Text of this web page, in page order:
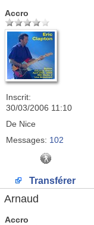
Accro
Inscrit:
30/03/2006 11:10
De Nice
Messages: 102
Transférer
Arnaud
Accro